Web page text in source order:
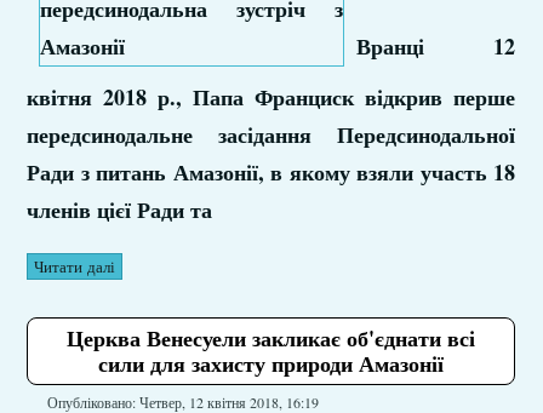
Вранці 12
квітня 2018 р., Папа Франциск відкрив перше
передсинодальне засідання Передсинодальної
Ради з питань Амазонії, в якому взяли участь 18
членів цієї Ради та
Читати далі
Церква Венесуели закликає об'єднати всі
сили для захисту природи Амазонії
Опубліковано: Четвер, 12 квітня 2018, 16:19